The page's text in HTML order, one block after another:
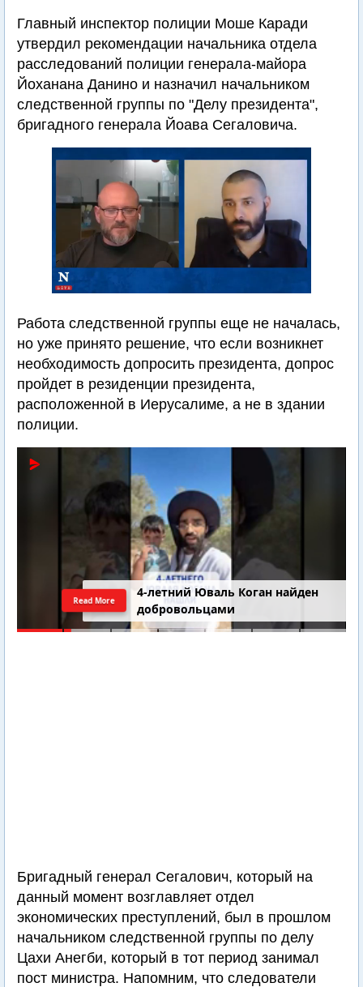
Главный инспектор полиции Моше Каради
утвердил рекомендации начальника отдела
расследований полиции генерала-майора
Йоханана Данино и назначил начальником
следственной группы по "Делу президента",
бригадного генерала Йоава Сегаловича.
Работа следственной группы еще не началась,
но уже принято решение, что если возникнет
необходимость допросить президента, допрос
пройдет в резиденции президента,
расположенной в Иерусалиме, а не в здании
полиции.
4-летний Юваль Коган найден
добровольцами
Read More
Бригадный генерал Сегалович, который на
данный момент возглавляет отдел
экономических преступлений, был в прошлом
начальником следственной группы по делу
Цахи Анегби, который в тот период занимал
пост министра. Напомним, что следователи